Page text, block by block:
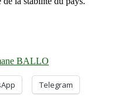
BALLO
Telegram